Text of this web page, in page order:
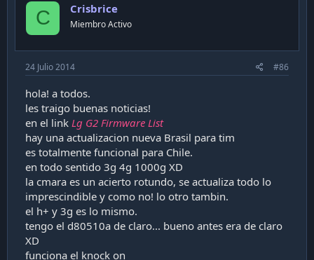
C Crisbrice
Miembro Activo
24 Julio 2014 #86
hola! a todos.
les traigo buenas noticias!
en el link Lg G2 Firmware List
hay una actualizacion nueva Brasil para tim
es totalmente funcional para Chile.
en todo sentido 3g 4g 1000g XD
la cmara es un acierto rotundo, se actualiza todo lo
imprescindible y como no! lo otro tambin.
el h+ y 3g es lo mismo.
tengo el d80510a de claro... bueno antes era de claro
XD
funciona el knock on